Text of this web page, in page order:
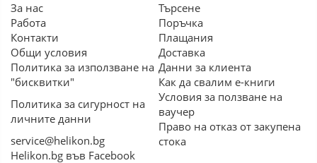
За нас
Работа
Контакти
Общи условия
Политика за използване на
"бисквитки"
Политика за сигурност на
личните данни
service@helikon.bg
Helikon.bg във Facebook
Търсене
Поръчка
Плащания
Доставка
Данни за клиента
Как да свалим е-книги
Условия за ползване на
ваучер
Право на отказ от закупена
стока